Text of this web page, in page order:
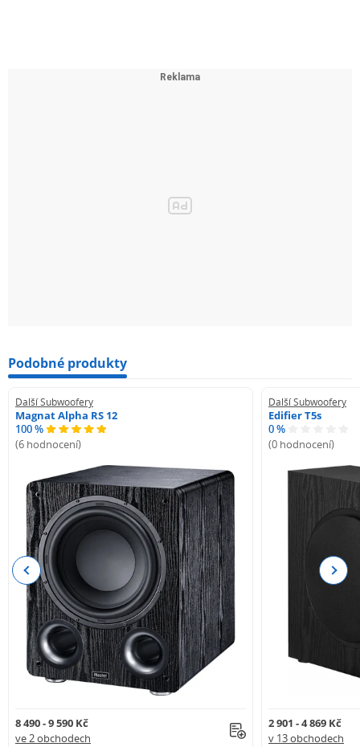
Podobné produkty
Další Subwoofery
Magnat Alpha RS 12
100 %
(6 hodnocení)
8 490 - 9 590 Kč
ve 2 obchodech
Další Subwoofery
Edifier T5s
0 %
(0 hodnocení)
2 901 - 4 869 Kč
v 13 obchodech
Previous Next